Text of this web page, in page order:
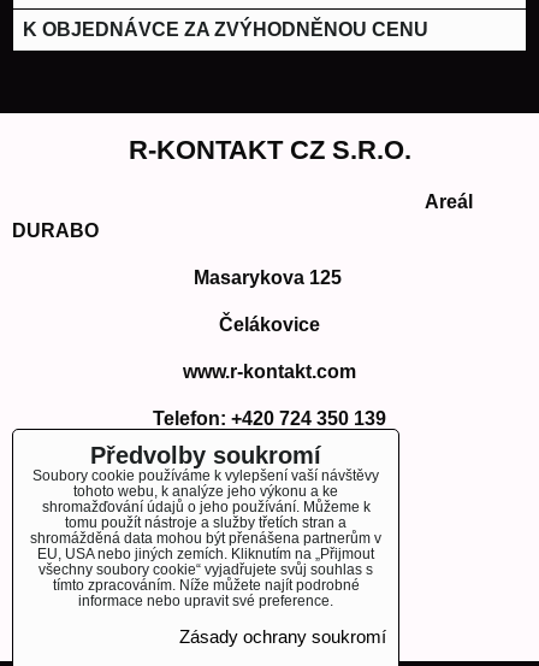
K OBJEDNÁVCE ZA ZVÝHODNĚNOU CENU
R-KONTAKT CZ S.R.O.
Areál
DURABO
Masarykova 125
Čelákovice
www.r-kontakt.com
Telefon: +420 724 350 139
E-mail: info@r-kontakt.com
info@r-kontakt.com
OBJEDNÁVKY
Předvolby soukromí
Soubory cookie používáme k vylepšení vaší návštěvy
tohoto webu, k analýze jeho výkonu a ke
shromažďování údajů o jeho používání. Můžeme k
tomu použít nástroje a služby třetích stran a
shromážděná data mohou být přenášena partnerům v
EU, USA nebo jiných zemích. Kliknutím na „Přijmout
všechny soubory cookie“ vyjadřujete svůj souhlas s
tímto zpracováním. Níže můžete najít podrobné
informace nebo upravit své preference.
Zásady ochrany soukromí